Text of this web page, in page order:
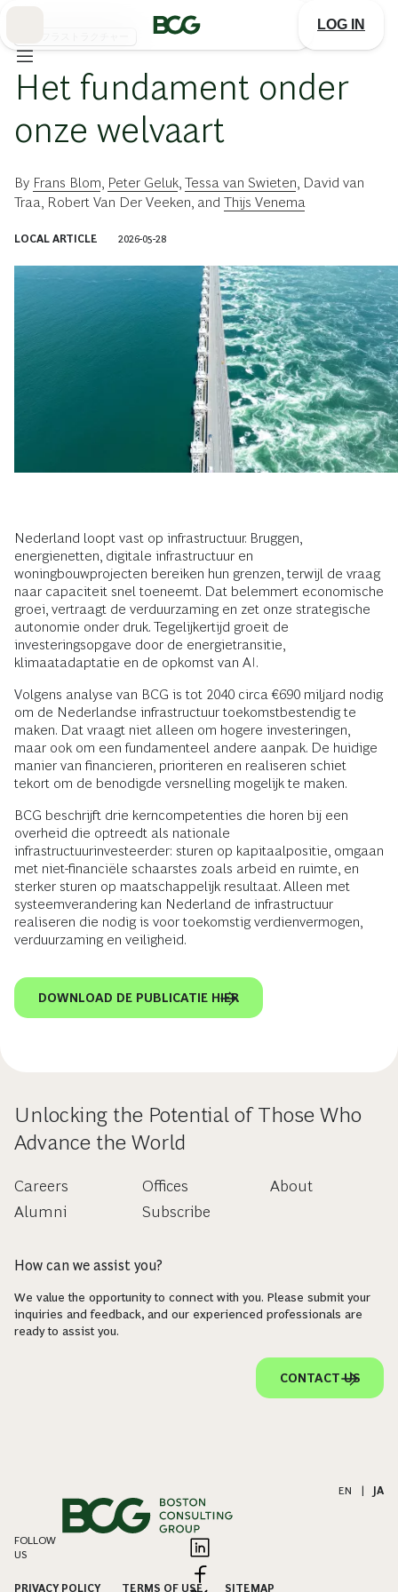
LOG IN
Het fundament onder
onze welvaart
By Frans Blom Peter Geluk Tessa van Swieten David van
Traa
Robert Van Der Veeken , and Thijs Venema
LOCAL ARTICLE 2026-05-28
Nederland loopt vast op infrastructuur. Bruggen,
energienetten, digitale infrastructuur en
woningbouwprojecten bereiken hun grenzen, terwijl de vraag
naar capaciteit snel toeneemt. Dat belemmert economische
groei, vertraagt de verduurzaming en zet onze strategische
autonomie onder druk. Tegelijkertijd groeit de
investeringsopgave door de energietransitie,
klimaatadaptatie en de opkomst van AI.
Volgens analyse van BCG is tot 2040 circa €690 miljard nodig
om de Nederlandse infrastructuur toekomstbestendig te
maken. Dat vraagt niet alleen om hogere investeringen,
maar ook om een fundamenteel andere aanpak. De huidige
manier van financieren, prioriteren en realiseren schiet
tekort om de benodigde versnelling mogelijk te maken.
BCG beschrijft drie kerncompetenties die horen bij een
overheid die optreedt als nationale
infrastructuurinvesteerder: sturen op kapitaalpositie, omgaan
met niet-financiële schaarstes zoals arbeid en ruimte, en
sterker sturen op maatschappelijk resultaat. Alleen met
systeemverandering kan Nederland de infrastructuur
realiseren die nodig is voor toekomstig verdienvermogen,
verduurzaming en veiligheid.
DOWNLOAD DE PUBLICATIE HIER
Unlocking the Potential of Those Who
Advance the World
Careers
Alumni
Offices
Subscribe
About
How can we assist you?
We value the opportunity to connect with you. Please submit your
inquiries and feedback, and our experienced professionals are
ready to assist you.
CONTACT US
EN JA
FOLLOW
US
PRIVACY POLICY TERMS OF USE SITEMAP